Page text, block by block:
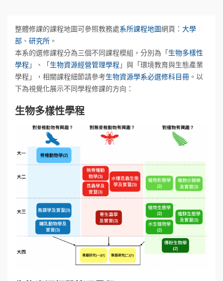
整體修課的課程地圖可參照教務處系所課程地圖網頁： 大學
部 、 研究所 。
本系的選修課程分為三個不同課程模組，分別為「 生物多樣性
學程 」、「 生物資源經營管理學程 」與「環境教育與生態產業
學程」，相關課程細節請參考生物資源學系必選修科目冊 。以
下為視覺化展示不同學程修課的方向：
生物多樣性學程